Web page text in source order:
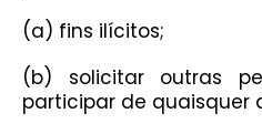
(a) fins ilícitos;
(b) solicitar outras
participar de quaisquer